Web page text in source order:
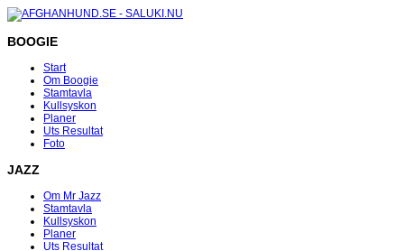
BOOGIE
Start
Om Boogie
Stamtavla
Kullsyskon
Planer
Uts Resultat
Foto
JAZZ
Om Mr Jazz
Stamtavla
Kullsyskon
Planer
Uts Resultat